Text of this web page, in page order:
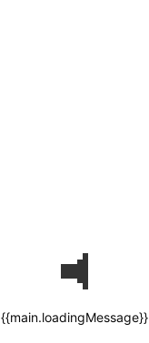
{{main.loadingMessage}}